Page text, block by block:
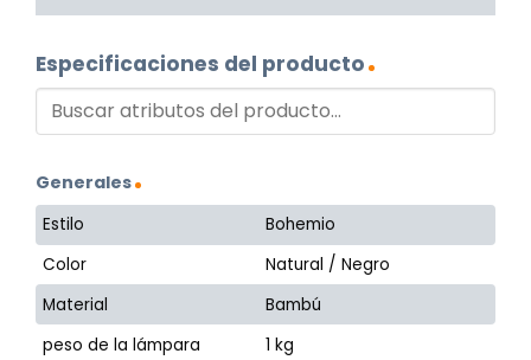
Especificaciones del producto
Generales
Estilo
Bohemio
Color
Natural / Negro
Material
Bambú
peso de la lámpara
1 kg